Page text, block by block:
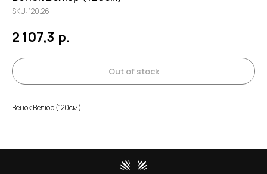
SKU:120.26
2 107,3 р.
Out of stock
Венок Велюр (120см)